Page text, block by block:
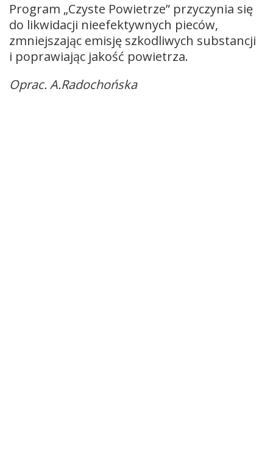
Program „Czyste Powietrze” przyczynia się
do likwidacji nieefektywnych pieców,
zmniejszając emisję szkodliwych substancji
i poprawiając jakość powietrza.
Oprac. A.Radochońska